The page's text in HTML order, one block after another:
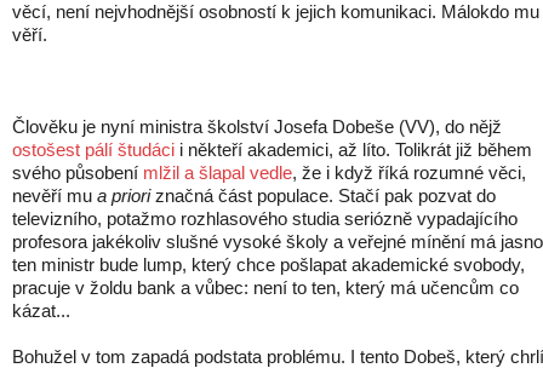
věcí, není nejvhodnější osobností k jejich komunikaci. Málokdo mu
věří.
Člověku je nyní ministra školství Josefa Dobeše (VV), do nějž
ostošest pálí študáci i někteří akademici, až líto. Tolikrát již během
svého působení mlžil a šlapal vedle, že i když říká rozumné věci,
nevěří mu a prioriznačná část populace. Stačí pak pozvat do
televizního, potažmo rozhlasového studia seriózně vypadajícího
profesora jakékoliv slušné vysoké školy a veřejné mínění má
ten ministr bude lump, který chce pošlapat akademické svobody,
pracuje v žoldu bank a vůbec: není to ten, který má učencům co
kázat...
Bohužel v tom zapadá podstata problému. I tento Dobeš, který chrlí